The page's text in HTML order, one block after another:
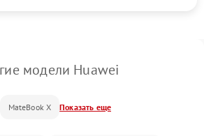
модели Huawei
MateBook X Показать еще